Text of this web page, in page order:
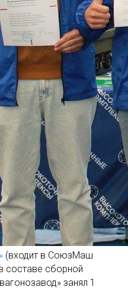
(входит в СоюзМаш
составе сборной
занял 1